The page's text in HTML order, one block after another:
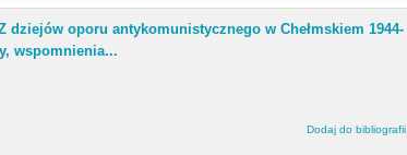
dziejów oporu antykomunistycznego w Chełmskiem 1944-
wspomnienia...
Dodaj do bibliografii